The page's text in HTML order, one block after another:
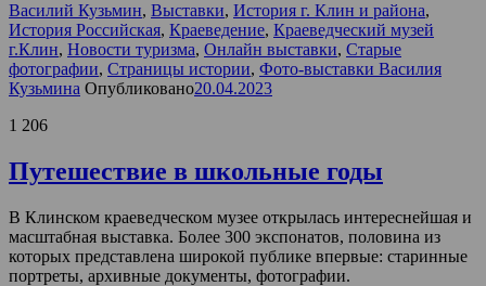
Василий Кузьмин, Выставки, История г. Клин и района,
История Российская, Краеведение, Краеведческий музей
г.Клин, Новости туризма, Онлайн выставки, Старые
фотографии, Страницы истории, Фото-выставки Василия
Кузьмина Опубликовано20.04.2023
1 206
Путешествие в школьные годы
В Клинском краеведческом музее открылась интереснейшая и
масштабная выставка. Более 300 экспонатов, половина из
которых представлена широкой публике впервые: старинные
портреты, архивные документы, фотографии.